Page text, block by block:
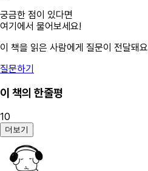
궁금한 점이 있다면
여기에서 물어보세요!
이 책을 읽은 사람에게 질문이 전달돼요
질문하기
이 책의 한줄평
10
더보기